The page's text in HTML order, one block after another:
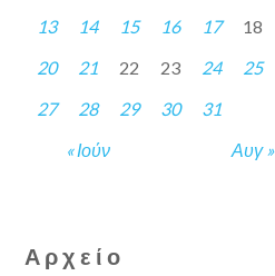
« Ιούν Αυγ »
13
14 15 16 17 18
20
21 22 23 24 25
27
28 29 30 31
Αρχείο